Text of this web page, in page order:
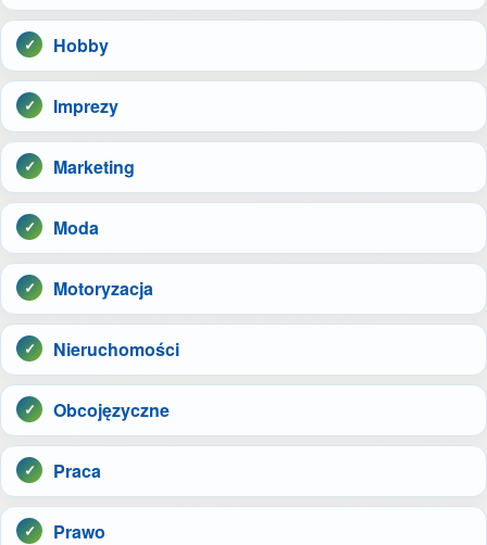
Hobby
Imprezy
Marketing
Moda
Motoryzacja
Nieruchomości
Obcojęzyczne
Praca
Prawo